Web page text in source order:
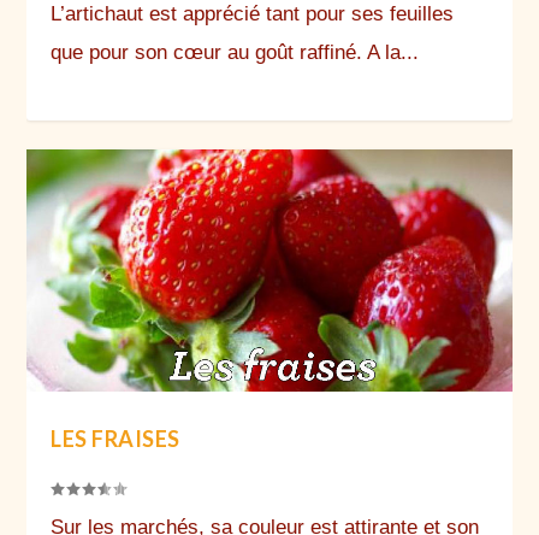
L’artichaut est apprécié tant pour ses feuilles
que pour son cœur au goût raffiné. A la...
LES FRAISES
Sur les marchés, sa couleur est attirante et son